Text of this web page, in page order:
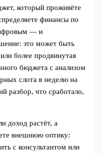
который проживёте
финансы по
— и
это может быть
более продвинутая
бюджета с анализом
слота в неделю на
разбор, что сработало,
доход растёт, а
внешнюю оптику:
с консультантом или